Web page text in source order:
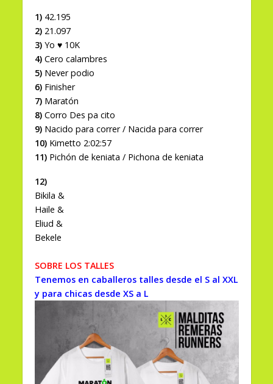
1)42.195
2)21.097
3)Yo ♥ 10K
4)Cero calambres
5)Never podio
6)Finisher
7)Maratón
8)Corro Des pa cito
9)Nacido para correr / Nacida para correr
10)Kimetto 2:02:57
11)Pichón de keniata / Pichona de keniata
12)
Bikila &
Haile &
Eliud &
Bekele
SOBRE LOS TALLES
Tenemos en caballeros talles desde el S al XXL
y para chicas desde XS a L